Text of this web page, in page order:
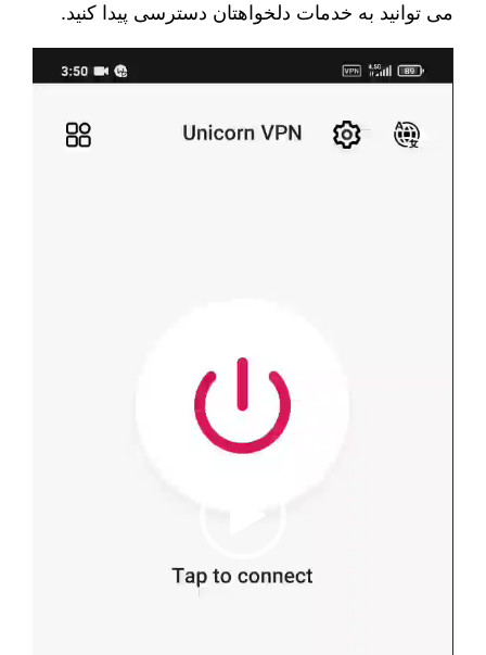
می‌ توانید به خدمات دلخواهتان دسترسی پیدا کنید.
نمایشگر